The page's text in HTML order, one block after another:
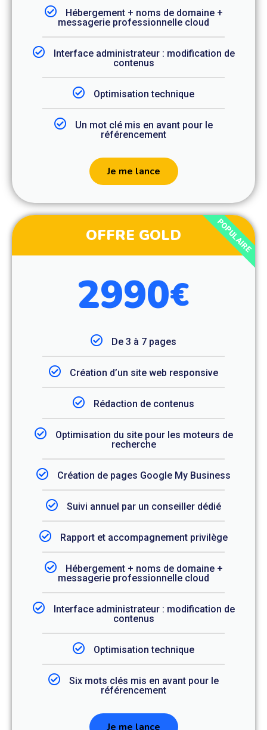
Hébergement + noms de domaine +
messagerie professionnelle cloud
Interface administrateur : modification de
contenus
Optimisation technique
Un mot clé mis en avant pour le
référencement
Je me lance
OFFRE GOLD
2990€
De 3 à 7 pages
Création d’un site web responsive
Rédaction de contenus
Optimisation du site pour les moteurs de
recherche
Création de pages Google My Business
Suivi annuel par un conseiller dédié
Rapport et accompagnement privilège
Hébergement + noms de domaine +
messagerie professionnelle cloud
Interface administrateur : modification de
contenus
Optimisation technique
Six mots clés mis en avant pour le
référencement
Je me lance
POPULAIRE